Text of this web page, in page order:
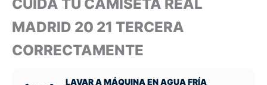
CUIDA TU CAMISETA REAL
MADRID 20 21 TERCERA
CORRECTAMENTE
LAVAR A MÁQUINA EN AGUA FRÍA